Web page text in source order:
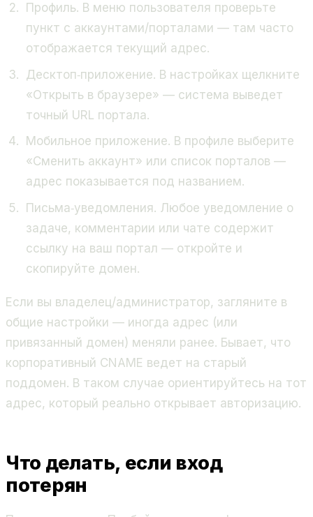
Профиль. В меню пользователя проверьте
пункт с аккаунтами/порталами — там часто
отображается текущий адрес.
Десктоп‑приложение. В настройках щелкните
«Открыть в браузере» — система выведет
точный URL портала.
Мобильное приложение. В профиле выберите
«Сменить аккаунт» или список порталов —
адрес показывается под названием.
Письма‑уведомления. Любое уведомление о
задаче, комментарии или чате содержит
ссылку на ваш портал — откройте и
скопируйте домен.
Если вы владелец/администратор, загляните в
общие настройки — иногда адрес (или
привязанный домен) меняли ранее. Бывает, что
корпоративный CNAME ведет на старый
поддомен. В таком случае ориентируйтесь на тот
адрес, который реально открывает авторизацию.
Что делать, если вход
потерян